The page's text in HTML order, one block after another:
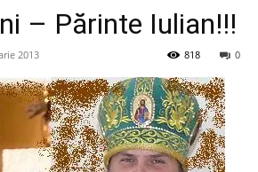
– Părinte Iulian!!!
2013 0
818